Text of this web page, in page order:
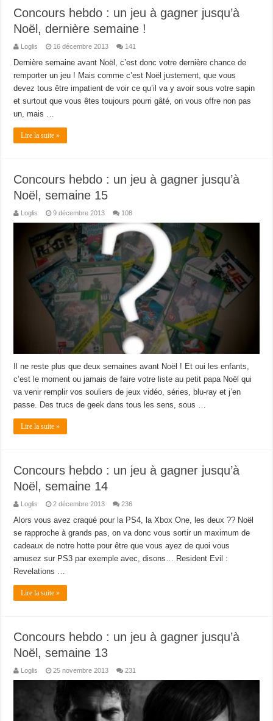
Concours hebdo : un jeu à gagner jusqu’à
Noël, dernière semaine !
Loglis 16 décembre 2013 141
Dernière semaine avant Noël, c’est donc votre dernière chance de
remporter un jeu ! Mais comme c’est Noël justement, que vous
devez tous être impatient de voir ce qu’il va y avoir sous votre sapin
et surtout que vous êtes toujours pourri gâté, on vous offre non pas
un, mais …
Lire la suite »
Concours hebdo : un jeu à gagner jusqu’à
Noël, semaine 15
Loglis 9 décembre 2013 108
Il ne reste plus que deux semaines avant Noël ! Et oui les enfants,
c’est le moment ou jamais de faire votre liste au petit papa Noël qui
va venir remplir vos souliers de jeux vidéo, séries, blu-ray et j’en
passe. Des trucs de geek dans tous les sens, sous …
Lire la suite »
Concours hebdo : un jeu à gagner jusqu’à
Noël, semaine 14
Loglis 2 décembre 2013 236
Alors vous avez craqué pour la PS4, la Xbox One, les deux ?? Noël
se rapproche à grands pas, on va donc vous sortir un maximum de
cadeaux de notre hotte pour être que vous ayez de quoi vous
amusez sur PS3 par exemple avec, disons… Resident Evil :
Revelations …
Lire la suite »
Concours hebdo : un jeu à gagner jusqu’à
Noël, semaine 13
Loglis 25 novembre 2013 231